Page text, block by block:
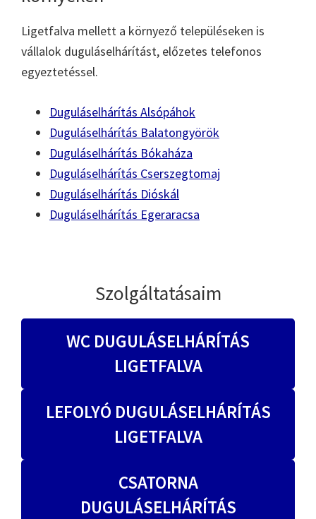
Ligetfalva mellett a környező településeken is
vállalok duguláselhárítást, előzetes telefonos
egyeztetéssel.
Duguláselhárítás Alsópáhok
Duguláselhárítás Balatongyörök
Duguláselhárítás Bókaháza
Duguláselhárítás Cserszegtomaj
Duguláselhárítás Dióskál
Duguláselhárítás Egeraracsa
Szolgáltatásaim
WC DUGULÁSELHÁRÍTÁS
LIGETFALVA
LEFOLYÓ DUGULÁSELHÁRÍTÁS
LIGETFALVA
CSATORNA
DUGULÁSELHÁRÍTÁS